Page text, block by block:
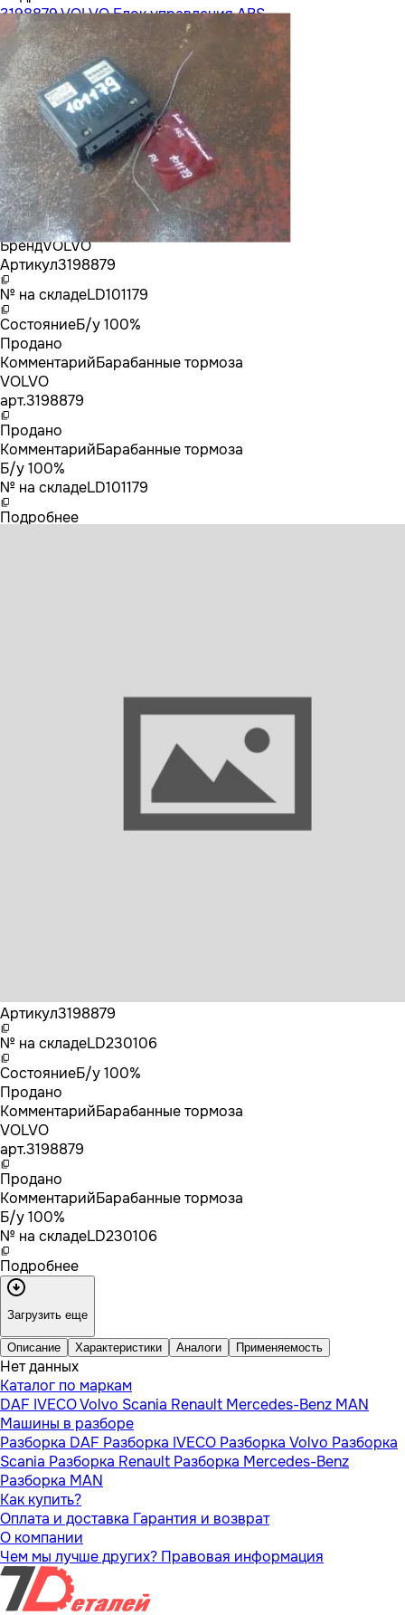
3198879 VOLVO Блок управления ABS
БрендVOLVO
Артикул3198879
№ на складеLD101179
СостояниеБ/у 100%
Продано
КомментарийБарабанные тормоза
VOLVO
арт.3198879
Продано
КомментарийБарабанные тормоза
Б/у 100%
№ на складеLD101179
Подробнее
Артикул3198879
№ на складеLD230106
СостояниеБ/у 100%
Продано
КомментарийБарабанные тормоза
VOLVO
арт.3198879
Продано
КомментарийБарабанные тормоза
Б/у 100%
№ на складеLD230106
Подробнее
Загрузить еще
Описание Характеристики Аналоги Применяемость
Нет данных
Каталог по маркам
DAF IVECOVolvo Scania Renault Mercedes-Benz MAN
Машины в разборе
Разборка DAF Разборка IVECO Разборка Volvo Разборка
Scania Разборка Renault Разборка Mercedes-Benz
Разборка MAN
Как купить?
Оплата и доставка Гарантия и возврат
О компании
Чем мы лучше других? Правовая информация